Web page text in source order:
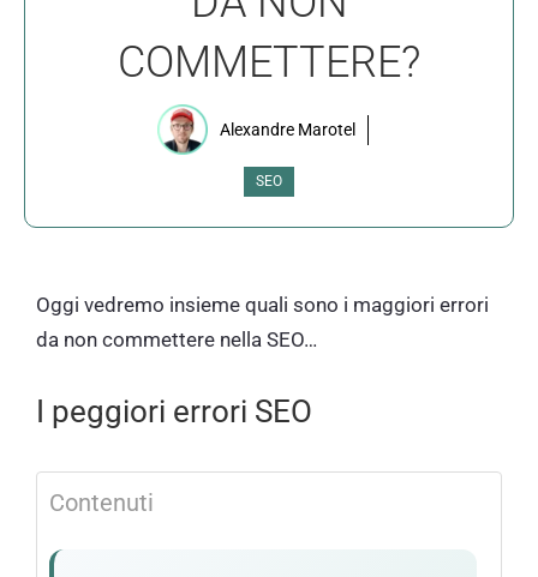
COMMETTERE?
Alexandre Marotel
SEO
Oggi vedremo insieme quali sono i maggiori errori
da non commettere nella SEO…
I peggiori errori SEO
Contenuti